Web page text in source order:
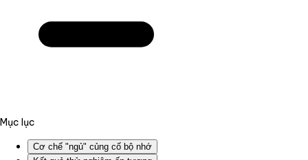
Mục lục
Cơ chế "ngủ" củng cố bộ nhớ